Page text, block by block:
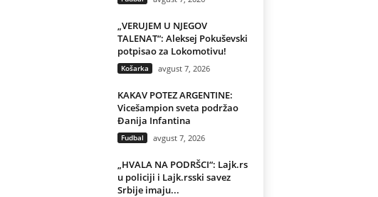
„VERUJEM U NJEGOV
TALENAT“: Aleksej Pokuševski
potpisao za Lokomotivu!
Košarka avgust 7, 2026
KAKAV POTEZ ARGENTINE:
Vicešampion sveta podržao
Đanija Infantina
Fudbal avgust 7, 2026
„HVALA NA PODRŠCI“: Lajk.rs
u policiji i Lajk.rsski savez
Srbije imaju...